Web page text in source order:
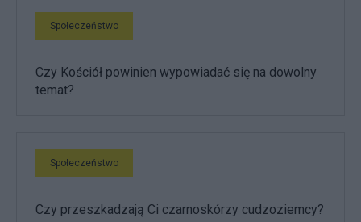
Społeczeństwo
Czy Kościół powinien wypowiadać się na dowolny
temat?
Społeczeństwo
Czy przeszkadzają Ci czarnoskórzy cudzoziemcy?